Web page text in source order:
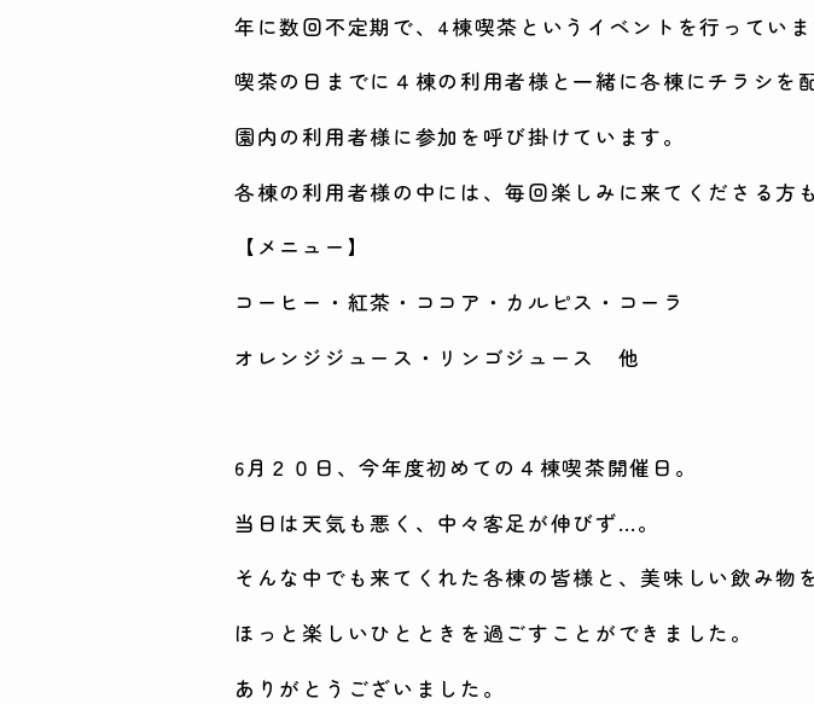
年に数回不定期で、4棟喫茶というイベントを行っていま
喫茶の日までに４棟の利用者様と一緒に各棟にチラシを
園内の利用者様に参加を呼び掛けています。
各棟の利用者様の中には、毎回楽しみに来てくださる方
【メニュー】
コーヒー・紅茶・ココア・カルピス・コーラ
オレンジジュース・リンゴジュース 他
6月２０日、今年度初めての４棟喫茶開催日。
当日は天気も悪く、中々客足が伸びず…。
そんな中でも来てくれた各棟の皆様と、美味しい飲み物
ほっと楽しいひとときを過ごすことができました。
ありがとうございました。